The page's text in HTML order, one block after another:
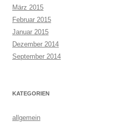
März 2015
Februar 2015
Januar 2015
Dezember 2014
September 2014
KATEGORIEN
allgemein